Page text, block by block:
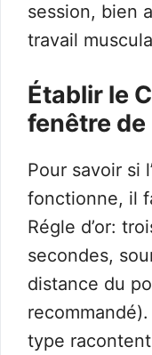
session, bien
travail
Établir le
fenêtre
Pour savoir si
fonctionne, il
Régle d’or:
secondes,
distance du
type